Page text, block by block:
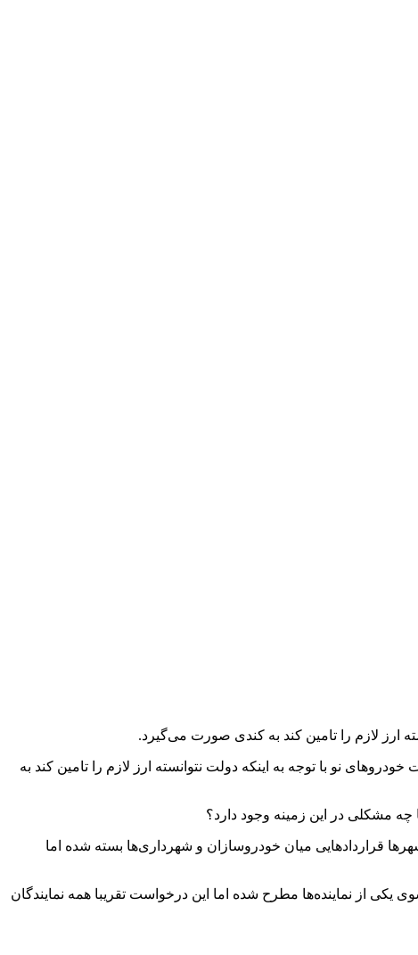
ارز لازم را تامین کند به کندی صورت می‌گیرد.
خودروهای نو با توجه به اینکه دولت نتوانسته ارز لازم را تامین کند به
چه مشکلی در این زمینه وجود دارد؟
قراردادهایی میان خودروسازان و شهرداری‌ها بسته شده اما
از نماینده‌ها مطرح شده اما این درخواست تقریبا همه نمایندگان